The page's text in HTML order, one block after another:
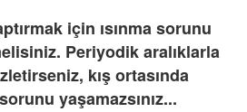
için ısınma sorunu
Periyodik aralıklarla
kış ortasında
yaşamazsınız...